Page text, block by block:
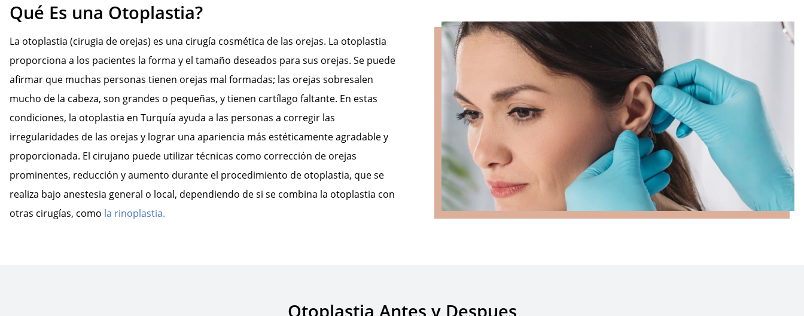
Qué Es una Otoplastia?
La otoplastia (cirugia de orejas) es una cirugía cosmética de las orejas. La otoplastia
proporciona a los pacientes la forma y el tamaño deseados para sus orejas. Se puede
afirmar que muchas personas tienen orejas mal formadas; las orejas sobresalen
mucho de la cabeza, son grandes o pequeñas, y tienen cartílago faltante. En estas
condiciones, la otoplastia en Turquía ayuda a las personas a corregir las
irregularidades de las orejas y lograr una apariencia más estéticamente agradable y
proporcionada. El cirujano puede utilizar técnicas como corrección de orejas
prominentes, reducción y aumento durante el procedimiento de otoplastia, que se
realiza bajo anestesia general o local, dependiendo de si se combina la otoplastia con
otras cirugías, como la rinoplastia.
Otoplastia Antes y Despues